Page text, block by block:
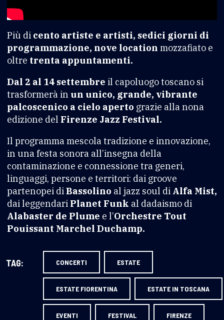
Più di cento artiste e artisti, sedici giorni di
programmazione, nove location mozzafiato e
oltre trenta appuntamenti.
Dal 2 al 14 settembre il capoluogo toscano si
trasformerà in un unico, grande, vibrante
palcoscenico a cielo aperto grazie alla nona
edizione del Firenze Jazz Festival.
Il programma mescola tradizione e innovazione,
in una festa sonora all’insegna della
contaminazione e connessione tra generi,
linguaggi, persone e territori: dai groove
partenopei diBassolino al jazz soul di Alfa Mist,
dai leggendari Planet Funk al dadaismo di
Alabaster de Plume e l’Orchestre Tout
Pouissant Marchel Duchamp.
TAG: CONCERTI ESTATE
ESTATE FIORENTINA ESTATE IN TOSCANA
EVENTI FESTIVAL FIRENZE